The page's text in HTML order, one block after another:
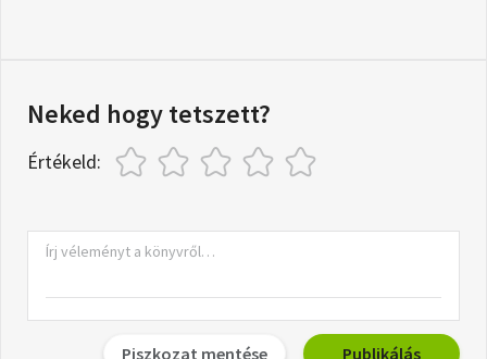
Neked hogy tetszett?
Értékeld:
Piszkozat mentése Publikálás